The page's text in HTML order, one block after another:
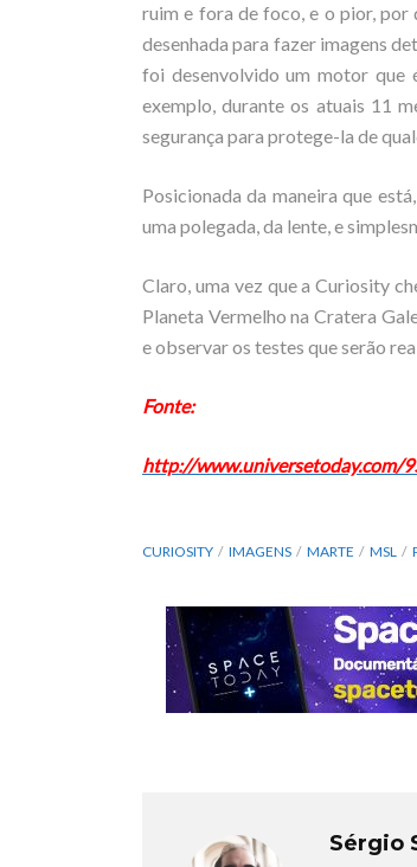
ruim e fora de foco, e o pior, por
desenhada para fazer imagens
foi desenvolvido um motor que
exemplo, durante os atuais 11
segurança para protege-la de
Posicionada da maneira que
uma polegada, da lente, e
Claro, uma vez que a Curiosity
Planeta Vermelho na Cratera
e observar os testes que serão
Fonte:
http://www.universetoday.com/
CURIOSITY IMAGENS MARTE MSL
Sérgio